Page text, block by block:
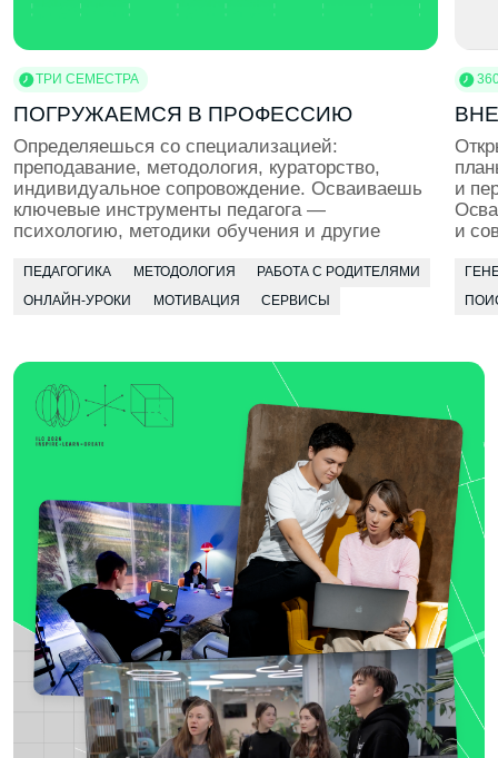
Приглашаем инициативных студентов
в коммерческие проекты для компаний-партнёров
в зачёт
БЕРЁМ РЕАЛЬНЫЕ ЗАКАЗЫ
Учимся использовать профессиональные
инструменты: Figma, Adobe, Python, SQL, CRM,
аналитические платформы. Ты создаёшь мини-
проект, отрабатываешь навыки и получаешь фидбек
сразу на месте
Погружаемся в реальные рабочие процессы.
и маркетинговые компании, чтобы увидеть, с какими
задачами работают профессионалы
ЭКСКУРСИИ В КОМПАНИИ
4 КУРС
В твоём портфолио будут все виды задач,
с которыми сталкиваются современные педагоги